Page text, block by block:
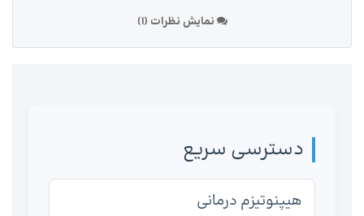
نمایش نظرات (1)
دسترسی سریع
هیپنوتیزم درمانی